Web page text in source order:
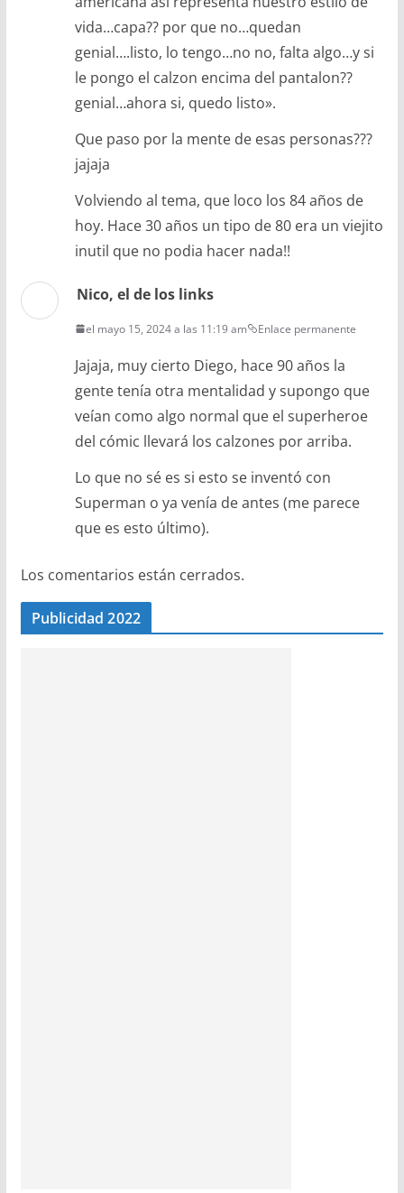
vida…capa?? por que no…quedan
genial….listo, lo tengo…no no, falta algo…y si
le pongo el calzon encima del pantalon??
genial…ahora si, quedo listo».
Que paso por la mente de esas personas???
jajaja
Volviendo al tema, que loco los 84 años de
hoy. Hace 30 años un tipo de 80 era un viejito
inutil que no podia hacer nada!!
Nico, el de los links
el mayo 15, 2024 a las 11:19 am Enlace permanente
Jajaja, muy cierto Diego, hace 90 años la
gente tenía otra mentalidad y supongo que
veían como algo normal que el superheroe
del cómic llevará los calzones por arriba.
Lo que no sé es si esto se inventó con
Superman o ya venía de antes (me parece
que es esto último).
Los comentarios están cerrados.
Publicidad 2022